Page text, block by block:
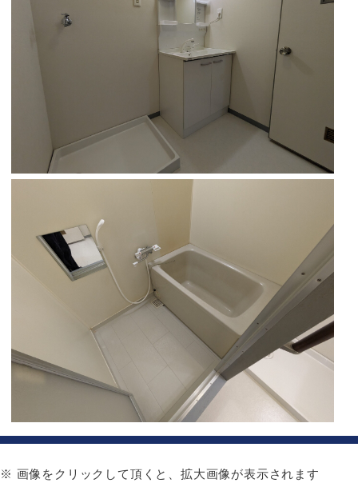
※ 画像をクリックして頂くと、拡大画像が表示されます